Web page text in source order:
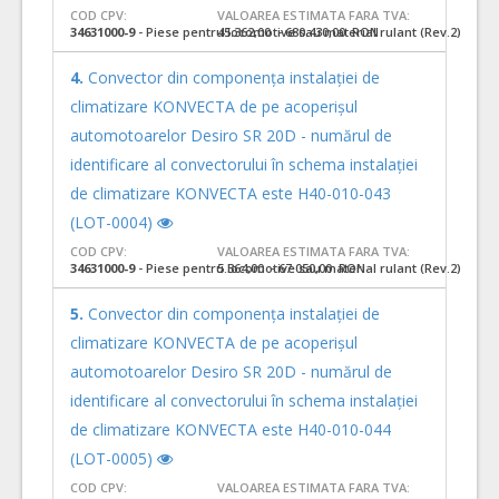
COD CPV:
34631000-9- Piese pentru locomotive sau material rulant (Rev.2)
VALOAREA ESTIMATA FARA TVA:
45.362,00 - 680.430,00 RON
4. Convector din componența instalației de
climatizare KONVECTA de pe acoperișul
automotoarelor Desiro SR 20D - numărul de
identificare al convectorului în schema instalației
de climatizare KONVECTA este H40-010-043
(LOT-0004)
COD CPV:
34631000-9- Piese pentru locomotive sau material rulant (Rev.2)
VALOAREA ESTIMATA FARA TVA:
5.364,00 - 67.050,00 RON
5. Convector din componența instalației de
climatizare KONVECTA de pe acoperișul
automotoarelor Desiro SR 20D - numărul de
identificare al convectorului în schema instalației
de climatizare KONVECTA este H40-010-044
(LOT-0005)
COD CPV:
VALOAREA ESTIMATA FARA TVA: